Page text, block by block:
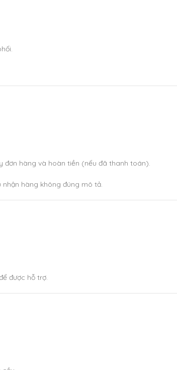
đơn hàng và hoàn tiền (nếu đã thanh toán).
nhận hàng không đúng mô tả.
được hỗ trợ.